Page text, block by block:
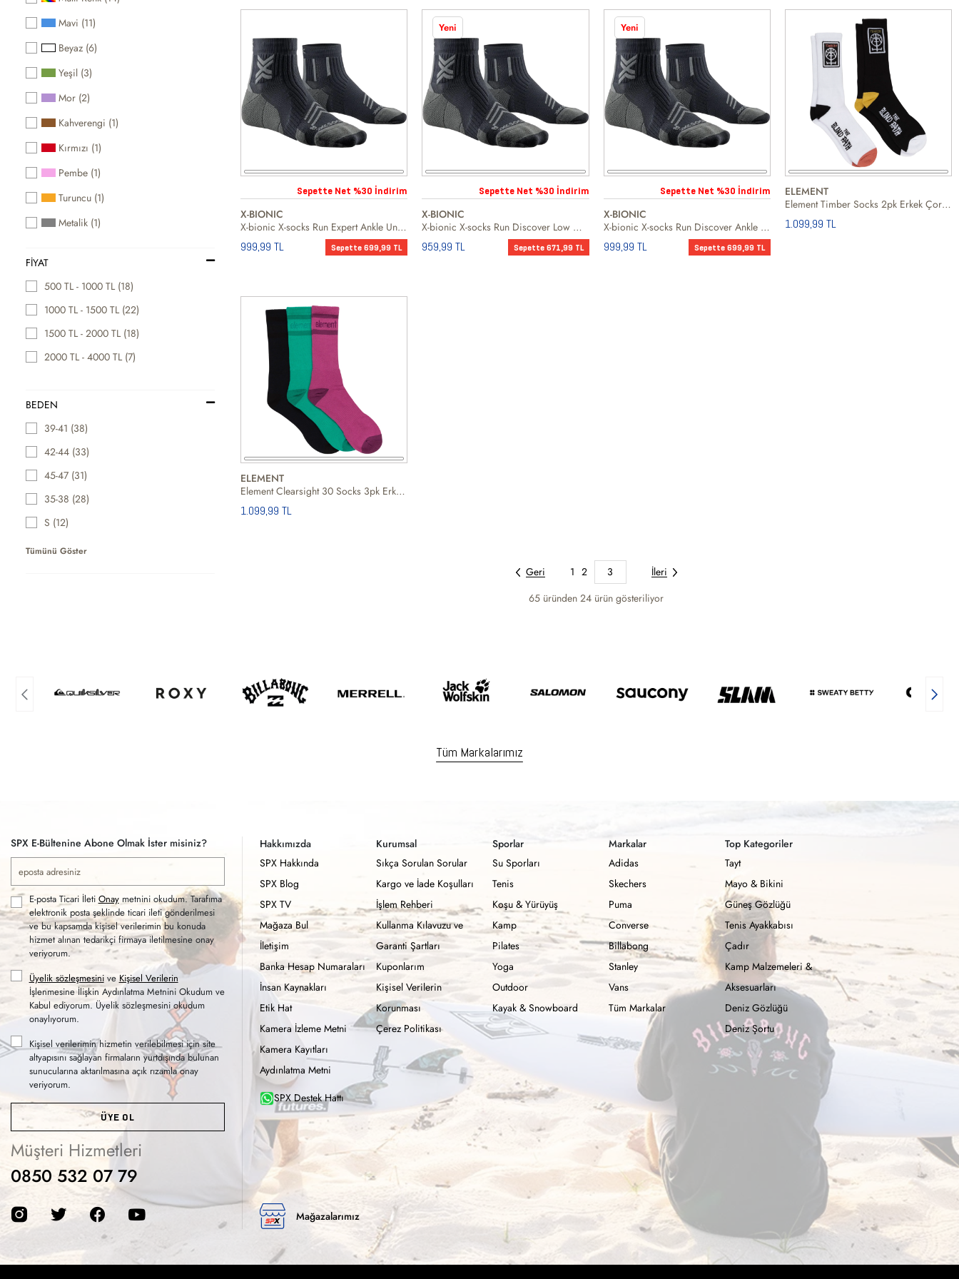
Mavi (11)
Beyaz (6)
Yeşil (3)
Mor (2)
Kahverengi (1)
Kırmızı (1)
Pembe (1)
Turuncu (1)
Metalik (1)
FIYAT
500 TL - 1000 TL (18)
1000 TL - 1500 TL (22)
1500 TL - 2000 TL (18)
2000 TL - 4000 TL (7)
BEDEN
39-41 (38)
42-44 (33)
45-47 (31)
35-38 (28)
S (12)
Tümünü Göster
Sepette Net %30 İndirim
X-BIONIC
X-bionic X-socks Run Expert Ankle Unisex Siyah Koşu Çorabı
999,99 TL Sepette 699,99 TL
Yeni
Sepette Net %30 İndirim
X-BIONIC
X-bionic X-socks Run Discover Low Cut Unisex Siyah Koşu Çorabı
959,99 TL Sepette 671,99 TL
Yeni
Sepette Net %30 İndirim
X-BIONIC
X-bionic X-socks Run Discover Ankle Unisex Koşu Çorabı
999,99 TL Sepette 699,99 TL
ELEMENT
Element Timber Socks 2pk Erkek Çorap
1.099,99 TL
ELEMENT
Element Clearsight 30 Socks 3pk Erkek Çorap
1.099,99 TL
Geri 1 2 3
İleri
65 üründen 24 ürün gösteriliyor
Tüm Markalarımız
SPX E-Bültenine Abone Olmak İster misiniz?
E-posta Ticari İleti Onaymetnini okudum. Tarafıma
elektronik posta şeklinde ticari ileti gönderilmesi
ve bu kapsamda kişisel verilerimin bu konuda
hizmet alınan tedarikçi firmaya iletilmesine onay
veriyorum.
Üyelik sözleşmesinive Kişisel Verilerin
İşlenmesine İlişkin Aydınlatma Metnini Okudum ve
Kabul ediyorum. Üyelik sözleşmesini okudum
onaylıyorum.
Kişisel verilerimin hizmetin verilebilmesi için site
altyapısını sağlayan firmaların yurtdışında bulunan
sunucularına aktarılmasına açık rızamla onay
veriyorum.
ÜYE OL
Müşteri Hizmetleri
0850 532 07 79
Hakkımızda
SPX Hakkında
SPX Blog
SPX TV
Mağaza Bul
İletişim
Banka Hesap Numaraları
İnsan Kaynakları
Etik Hat
Kamera İzleme Metni
Kamera Kayıtları
Aydınlatma Metni
Kurumsal
Sıkça Sorulan Sorular
Kargo ve İade Koşulları
İşlem Rehberi
Kullanma Kılavuzu ve
Garanti Şartları
Kuponlarım
Kişisel Verilerin
Korunması
Çerez Politikası
Sporlar
Su Sporları
Tenis
Koşu & Yürüyüş
Kamp
Pilates
Yoga
Outdoor
Kayak & Snowboard
Markalar
Adidas
Skechers
Puma
Converse
Billabong
Stanley
Vans
Tüm Markalar
Top Kategoriler
Tayt
Mayo & Bikini
Güneş Gözlüğü
Tenis Ayakkabısı
Çadır
Kamp Malzemeleri &
Aksesuarları
Deniz Gözlüğü
Deniz Şortu
SPX Destek Hattı
Mağazalarımız